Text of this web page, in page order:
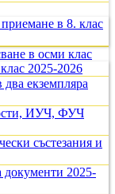
в 8. клас
в осми клас
2025-2026
екземпляра
ИУЧ, ФУЧ
състезания и
документи 2025-